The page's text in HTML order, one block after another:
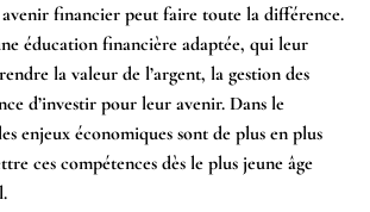
avenir financier peut faire toute la différence.
éducation financière adaptée, qui leur
la valeur de l’argent, la gestion des
d’investir pour leur avenir. Dans le
enjeux économiques sont de plus en plus
ces compétences dès le plus jeune âge